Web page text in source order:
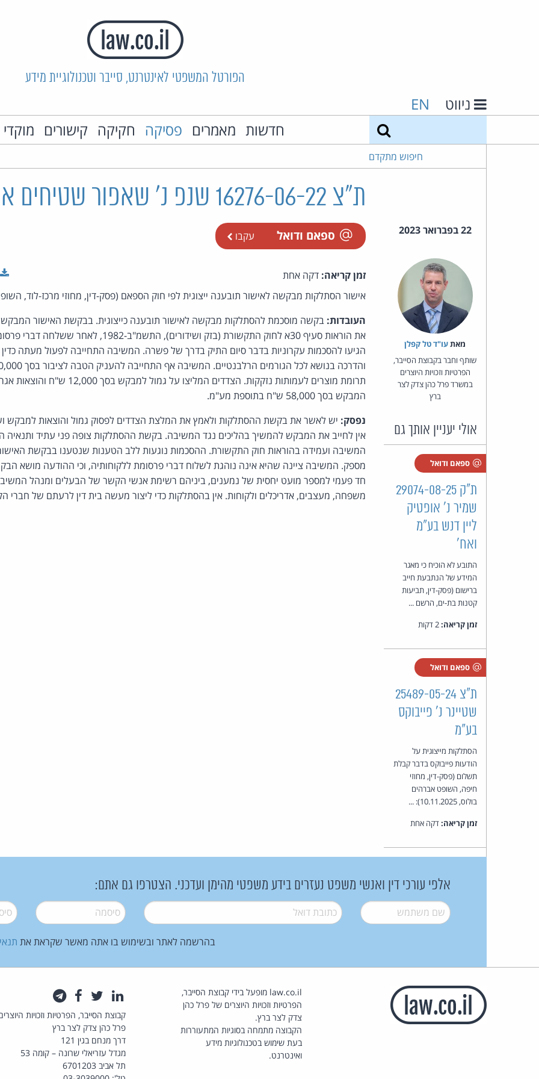
הפורטל המשפטי לאינטרנט, סייבר וטכנולוגיית מידע
ניווט EN
חדשות מאמרים פסיקה חקיקה קישורים
חיפוש מתקדם
ת"צ 16276-06-22 שנפ נ' שאפור שטיחים א.כ. בע"מ
22 בפברואר 2023 ספאם ודואל עקבו
מאת‏עו"ד טל קפלן
שותף וחבר בקבוצת הסייבר,
הפרטיות וזכויות היוצרים
במשרד פרל כהן צדק לצר
ברץ
אולי יעניין אותך גם
ספאם ודואל
ת"ק 29074-08-25
שמיר נ' אופטיק
ליין דנש בע"מ
ואח'
התובע לא הוכיח כי מאגר
המידע של הנתבעת חייב
ברישום (פסק-דין, תביעות
קטנות בת-ים, הרשם ...
זמן קריאה:
ספאם ודואל
ת"צ 25489-05-24
שטיינר נ' פייבוקס
בע"מ
הסתלקות מייצוגית על
הודעות פייבוקס בדבר קבלת
תשלום (פסק-דין, מחוזי
חיפה, השופט אברהים
בולוס, 10.11.2025): ...
זמן קריאה:דקה אחת
זמן קריאה: דקה אחת
אישור הסתלקות מבקשה לאישור תובענה ייצוגית לפי חוק הספאם (פסק-דין, מחוזי מרכז-לוד,
העובדות: בקשה מוסכמת להסתלקות מבקשה לאישור תובענה כייצוגית. בבקשת האישור
את הוראות סעיף 30א לחוק התקשורת (בזק ושידורים),
הגיעו להסכמות עקרוניות בדבר סיום התיק בדרך של פשרה. המשיבה התחייבה לפעול מעתה כדין
תרומת מוצרים לעמותות נזקקות. הצדדים המליצו
המבקש בסך 58,000 ש"ח בתוספת מע"מ.
נפסק: יש לאשר את בקשת ההסתלקות ולאמץ את המלצת הצדדים לפסוק גמול והוצאות למבקש
אין לחייב את המבקש להמשיך בהליכים נגד המשיבה. בקשת ההסתלקות צופה פני עתיד ותנאיה
המשיבה ועמידה בהוראות חוק התקשורת. ההסכמות נוגעות ללב הטענות שנטענו בבקשת
מספק. המשיבה ציינה שהיא אינה נוהגת לשלוח דברי פרסומת ללקוחותיה, וכי ההודעה מושא
חד פעמי למספר מועט יחסית של נמענים, ביניהם רשימת אנשי הקשר של הבעלים ומנהל
משפחה, מעצבים, אדריכלים ולקוחות. אין בהסתלקות כדי ליצור מעשה בית דין לרעתם של חברי
אלפי עורכי דין ואנשי משפט נעזרים בידע משפטי מהימן ועדכני. הצטרפו גם אתם:
שם משתמש* דואל* סיסמה*
בהרשמה לאתר ובשימוש בו אתה מאשר שקראת את
law.co.il מופעל בידי קבוצת הסייבר,
הפרטיות וזכויות היוצרים של פרל כהן
צדק לצר ברץ.
הקבוצה מתמחה בסוגיות המתעוררות
בעת שימוש בטכנולוגיות מידע
ואינטרנט.
לינקדאין
טוויטרפייסבוק
קבוצת הסייבר, הפרטיות וזכויות
פרל כהן צדק לצר ברץ
דרך מנחם בגין 121
מגדל עזריאלי שרונה – קומה 53
תל אביב 6701203